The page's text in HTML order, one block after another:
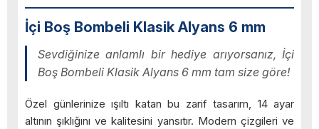
İçi Boş Bombeli Klasik Alyans 6 mm
Sevdiğinize anlamlı bir hediye arıyorsanız, İçi
Boş Bombeli Klasik Alyans 6 mm tam size göre!
Özel günlerinize ışıltı katan bu zarif tasarım, 14 ayar
altının şıklığını ve kalitesini yansıtır. Modern çizgileri ve